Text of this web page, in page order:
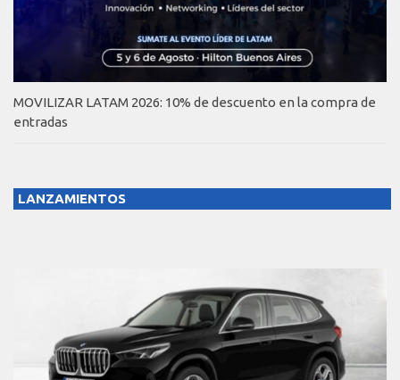
MOVILIZAR LATAM 2026: 10% de descuento en la compra de
entradas
LANZAMIENTOS